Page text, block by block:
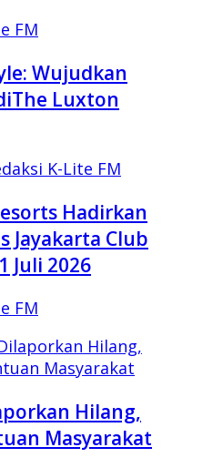
FM
Wujudkan
Luxton
K-Lite FM
Hadirkan
Jayakarta Club
Juli 2026
FM
Hilang,
Masyarakat